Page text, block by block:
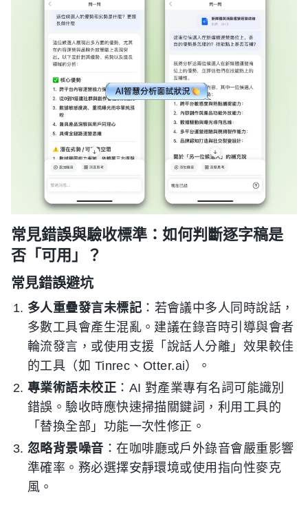
常見錯誤與驗收標準：如何判斷逐字稿是
否「可用」？
常見錯誤避坑
多人重疊發言未標記 ：若會議中多人同時說話，
多數工具會產生混亂。建議在錄音時引導與會者
輪流發言，或使用支援「說話人分離」效果較佳
的工具（如 Tinrec、Otter.ai）。
專業術語未校正 ：AI 對產業專有名詞可能識別
錯誤。驗收時應快速掃描關鍵詞，利用工具的
「替換全部」功能一次性修正。
忽略背景噪音 ：在咖啡廳或戶外錄音會嚴重影響
準確率。務必選擇安靜環境或使用指向性麥克
風。